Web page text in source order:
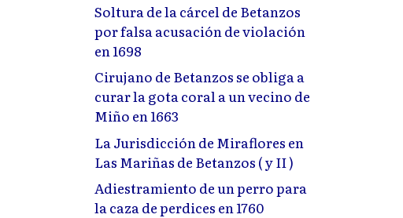
Soltura de la cárcel de Betanzos
por falsa acusación de violación
en 1698
Cirujano de Betanzos se obliga a
curar la gota coral a un vecino de
Miño en 1663
La Jurisdicción de Miraflores en
Las Mariñas de Betanzos ( y II )
Adiestramiento de un perro para
la caza de perdices en 1760